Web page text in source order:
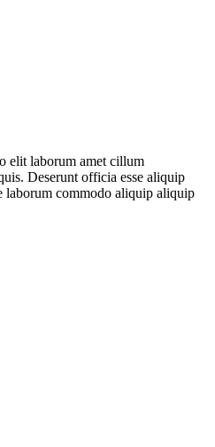
elit laborum amet cillum
Deserunt officia esse aliquip
laborum commodo aliquip aliquip